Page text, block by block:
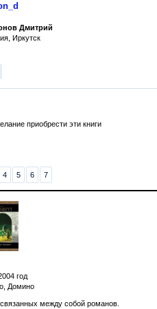
Дмитрий
Иркутск
приобрести эти книги
4 5 6 7
год
Домино
между собой романов.